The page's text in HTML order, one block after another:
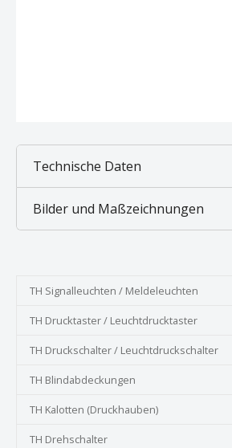
Technische Daten
Bilder und Maßzeichnungen
TH Signalleuchten / Meldeleuchten
TH Drucktaster / Leuchtdrucktaster
TH Druckschalter / Leuchtdruckschalter
TH Blindabdeckungen
TH Kalotten (Druckhauben)
TH Drehschalter